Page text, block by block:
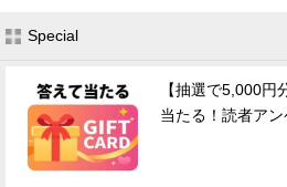
Special
【抽選で5,000円
当たる！読者ア